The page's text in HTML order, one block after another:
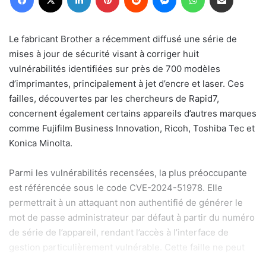
Le fabricant Brother a récemment diffusé une série de
mises à jour de sécurité visant à corriger huit
vulnérabilités identifiées sur près de 700 modèles
d’imprimantes, principalement à jet d’encre et laser. Ces
failles, découvertes par les chercheurs de Rapid7,
concernent également certains appareils d’autres marques
comme Fujifilm Business Innovation, Ricoh, Toshiba Tec et
Konica Minolta.
Parmi les vulnérabilités recensées, la plus préoccupante
est référencée sous le code CVE-2024-51978. Elle
permettrait à un attaquant non authentifié de générer le
mot de passe administrateur par défaut à partir du numéro
de série de l’appareil, rendant l’accès à l’interface de
gestion particulièrement vulnérable. Cette faille ne peut